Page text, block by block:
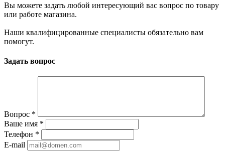
Вы можете задать любой интересующий вас вопрос по товару
или работе магазина.
Наши квалифицированные специалисты обязательно вам
помогут.
Задать вопрос
Вопрос *
Ваше имя *
Телефон *
E-mail